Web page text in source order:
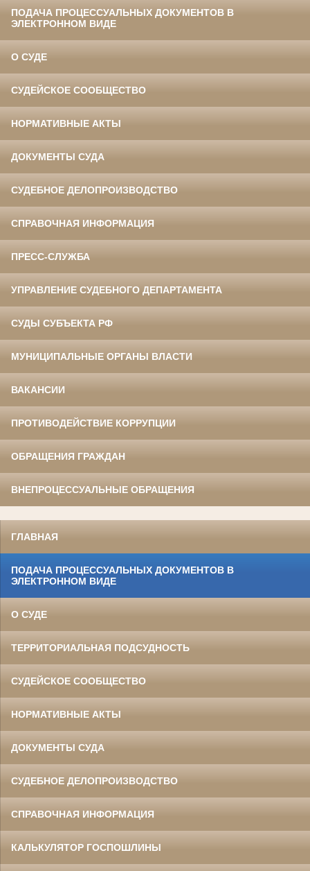
ПОДАЧА ПРОЦЕССУАЛЬНЫХ ДОКУМЕНТОВ В
ЭЛЕКТРОННОМ ВИДЕ
О СУДЕ
СУДЕЙСКОЕ СООБЩЕСТВО
НОРМАТИВНЫЕ АКТЫ
ДОКУМЕНТЫ СУДА
СУДЕБНОЕ ДЕЛОПРОИЗВОДСТВО
СПРАВОЧНАЯ ИНФОРМАЦИЯ
ПРЕСС-СЛУЖБА
УПРАВЛЕНИЕ СУДЕБНОГО ДЕПАРТАМЕНТА
СУДЫ СУБЪЕКТА РФ
МУНИЦИПАЛЬНЫЕ ОРГАНЫ ВЛАСТИ
ВАКАНСИИ
ПРОТИВОДЕЙСТВИЕ КОРРУПЦИИ
ОБРАЩЕНИЯ ГРАЖДАН
ВНЕПРОЦЕССУАЛЬНЫЕ ОБРАЩЕНИЯ
ГЛАВНАЯ
ПОДАЧА ПРОЦЕССУАЛЬНЫХ ДОКУМЕНТОВ В
ЭЛЕКТРОННОМ ВИДЕ
О СУДЕ
ТЕРРИТОРИАЛЬНАЯ ПОДСУДНОСТЬ
СУДЕЙСКОЕ СООБЩЕСТВО
НОРМАТИВНЫЕ АКТЫ
ДОКУМЕНТЫ СУДА
СУДЕБНОЕ ДЕЛОПРОИЗВОДСТВО
СПРАВОЧНАЯ ИНФОРМАЦИЯ
КАЛЬКУЛЯТОР ГОСПОШЛИНЫ